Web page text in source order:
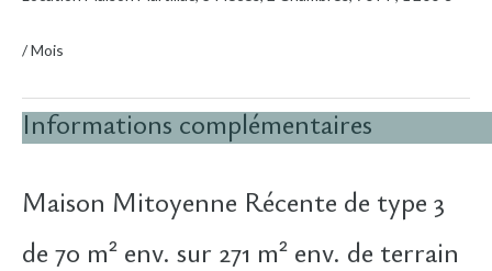
/ Mois
Informations complémentaires
Maison Mitoyenne Récente de type 3
de 70 m² env. sur 271 m² env. de terrain